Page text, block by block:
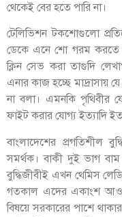
থেকেই বের হতে পারি না।
টেলিভিশন টকশোগুলো
ডেকে এনে শো গরম করতে
ক্লিন সেভ করা তাগুদি
এনার কাজ হচ্ছে মাদ্রাসায়
না বলা। এমনকি পৃথিবীর যে
ফাইট করার যোগ্য ইত্যাদি
বাংলাদেশের প্রগতিশীল
সমর্থক। বাকী দুই ভাগ বাম
বুদ্ধিজীবীই এখন থেমিস
গতকাল এদের একাংশ
বিষয়ে সরকারের পাশে